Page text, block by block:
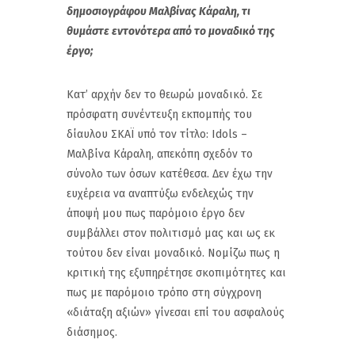
δημοσιογράφου Μαλβίνας Κάραλη, τι
θυμάστε εντονότερα από το μοναδικό της
έργο;
Κατ’ αρχήν δεν το θεωρώ μοναδικό. Σε
πρόσφατη συνέντευξη εκπομπής του
δίαυλου ΣΚΑΪ υπό τον τίτλο: Idols –
Μαλβίνα Κάραλη, απεκόπη σχεδόν το
σύνολο των όσων κατέθεσα. Δεν έχω την
ευχέρεια να αναπτύξω ενδελεχώς την
άποψή μου πως παρόμοιο έργο δεν
συμβάλλει στον πολιτισμό μας και ως εκ
τούτου δεν είναι μοναδικό. Νομίζω πως η
κριτική της εξυπηρέτησε σκοπιμότητες και
πως με παρόμοιο τρόπο στη σύγχρονη
«διάταξη αξιών» γίνεσαι επί του ασφαλούς
διάσημος.